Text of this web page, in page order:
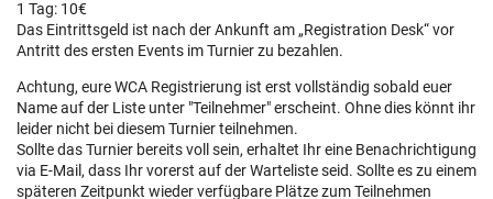
1 Tag: 10€
Das Eintrittsgeld ist nach der Ankunft am „Registration Desk“ vor
Antritt des ersten Events im Turnier zu bezahlen.
Achtung, eure WCA Registrierung ist erst vollständig sobald euer
Name auf der Liste unter "Teilnehmer" erscheint. Ohne dies könnt ihr
leider nicht bei diesem Turnier teilnehmen.
Sollte das Turnier bereits voll sein, erhaltet Ihr eine Benachrichtigung
via E-Mail, dass Ihr vorerst auf der Warteliste seid. Sollte es zu einem
späteren Zeitpunkt wieder verfügbare Plätze zum Teilnehmen